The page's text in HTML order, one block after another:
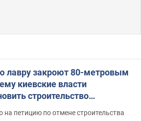
лавру закроют 80-метровым
киевские власти
строительство
на петицию по отмене строительства